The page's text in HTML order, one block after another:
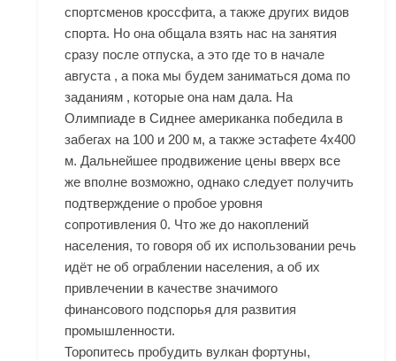
спортсменов кроссфита, а также других видов
спорта. Но она общала взять нас на занятия
сразу после отпуска, а это где то в начале
августа , а пока мы будем заниматься дома по
заданиям , которые она нам дала. На
Олимпиаде в Сиднее американка победила в
забегах на 100 и 200 м, а также эстафете 4х400
м. Дальнейшее продвижение цены вверх все
же вполне возможно, однако следует получить
подтверждение о пробое уровня
сопротивления 0. Что же до накоплений
населения, то говоря об их использовании речь
идёт не об ограблении населения, а об их
привлечении в качестве значимого
финансового подспорья для развития
промышленности.
Торопитесь пробудить вулкан фортуны,